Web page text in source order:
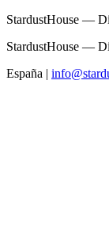
StardustHouse —
StardustHouse —
España |